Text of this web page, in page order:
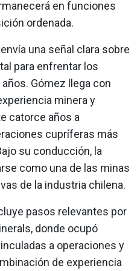
en funciones
ordenada.
una señal clara sobre
para enfrentar los
Gómez llega con
minera y
catorce años a
cupríferas más
su conducción, la
como una de las minas
de la industria chilena.
pasos relevantes por
donde ocupó
a operaciones y
de experiencia